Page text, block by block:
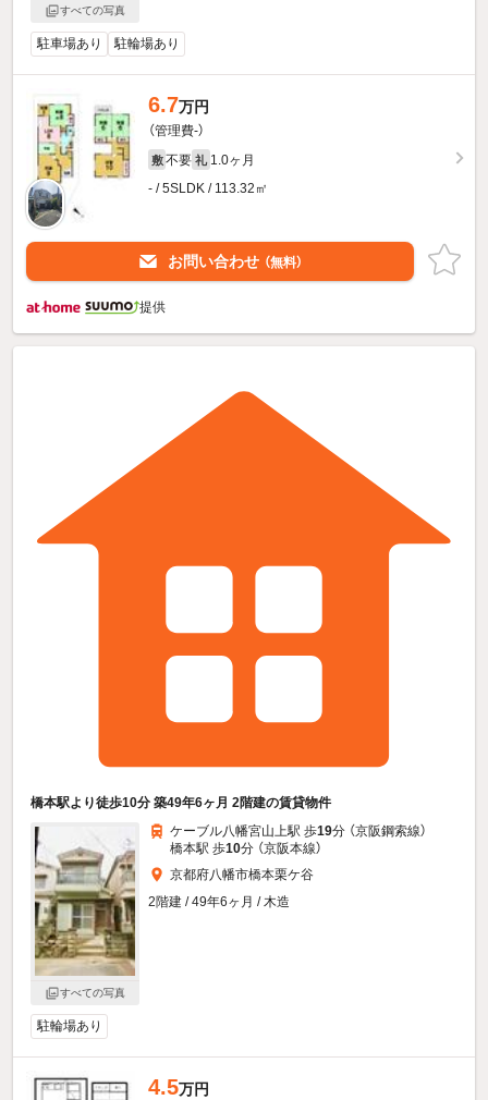
すべての写真
駐車場あり 駐輪場あり
6.7万円
（管理費-）
敷 不要 礼 1.0ヶ月
- / 5SLDK / 113.32㎡
お問い合わせ （無料）
提供
橋本駅より徒歩10分 築49年6ヶ月 2階建の賃貸物件
すべての写真
ケーブル八幡宮山上駅 歩19分 （京阪鋼索線）
橋本駅 歩10分 （京阪本線）
京都府八幡市橋本栗ケ谷
2階建 / 49年6ヶ月 / 木造
駐輪場あり
4.5万円